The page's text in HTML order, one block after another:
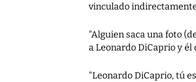
vinculado
"Alguien saca una foto
a Leonardo DiCaprio y
"Leonardo DiCaprio, tú